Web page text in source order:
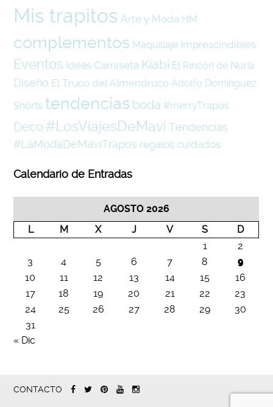
Mis trapitos Arte y Moda HM
complementos Maquillaje Imprescindibles
Eventos Ideas Camiseta Kiabi El Rincón de Nuria
Diseño El Truco del Almendruco Adolfo Domínguez
Shorts tendencias boda #merryTrapos
Deco #LosViajesDeMavi Tendencias
#LaModaDeMaviTrapos regalos cuidados
Calendario de Entradas
AGOSTO 2026
L
M X J V S
D
1
2
3
4 5 6 7 8
9
10
11 12 13 14 15
16
17
18 19 20 21 22
23
24
25 26 27 28 29
30
31
« Dic
CONTACTO